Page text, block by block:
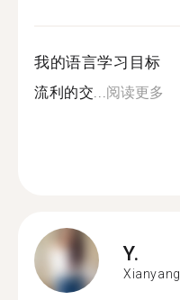
我的语言学习目标
流利的交... 阅读更多
Y.
Xianyang